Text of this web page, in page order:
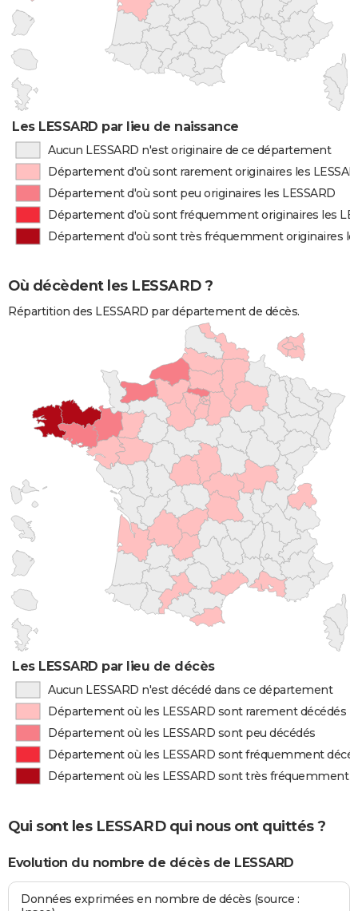
Les LESSARD par lieu de naissance
Aucun LESSARD n'est originaire de ce département
Département d'où sont rarement originaires les
Département d'où sont peu originaires les LESSARD
Département d'où sont fréquemment originaires les
Département d'où sont très fréquemment originaires
Où décèdent les LESSARD ?
Répartition des LESSARD par département de décès.
Les LESSARD par lieu de décès
Aucun LESSARD n'est décédé dans ce département
Département où les LESSARD sont rarement décédés
Département où les LESSARD sont peu décédés
Département où les LESSARD sont fréquemment
Département où les LESSARD sont très fréquemment
Qui sont les LESSARD qui nous ont quittés ?
Evolution du nombre de décès de LESSARD
Données exprimées en nombre de décès (source :